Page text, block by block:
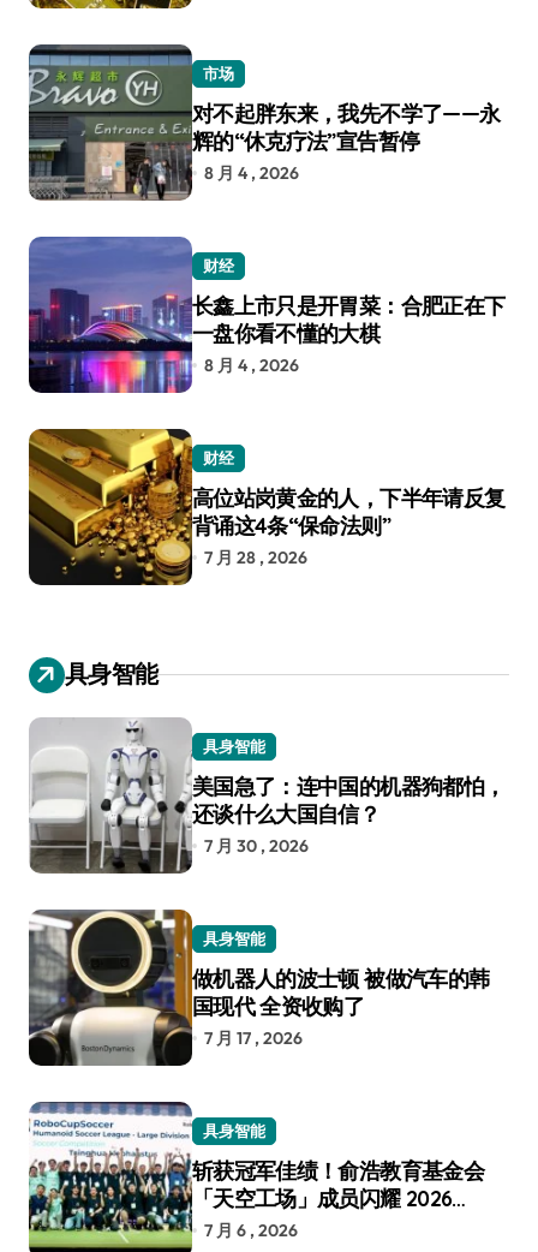
市场
对不起胖东来，我先不学了——永
辉的“休克疗法”宣告暂停
8 月 4 , 2026
财经
长鑫上市只是开胃菜：合肥正在下
一盘你看不懂的大棋
8 月 4 , 2026
财经
高位站岗黄金的人，下半年请反复
背诵这4条“保命法则”
7 月 28 , 2026
具身智能
具身智能
美国急了：连中国的机器狗都怕，
还谈什么大国自信？
7 月 30 , 2026
具身智能
做机器人的波士顿 被做汽车的韩
国现代 全资收购了
7 月 17 , 2026
具身智能
斩获冠军佳绩！俞浩教育基金会
「天空工场」成员闪耀 2026
RoboCup 机器人世界杯
7 月 6 , 2026